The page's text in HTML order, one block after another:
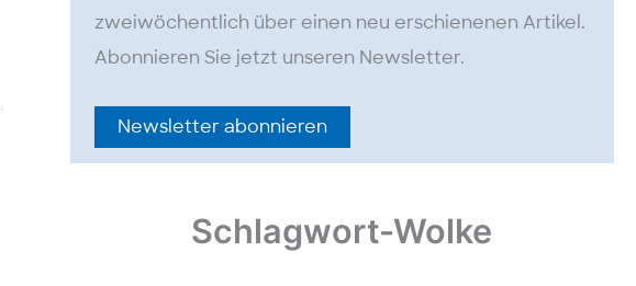
zweiwöchentlich über einen neu erschienenen Artikel.
Abonnieren Sie jetzt unseren Newsletter.
Newsletter abonnieren
Schlagwort-Wolke